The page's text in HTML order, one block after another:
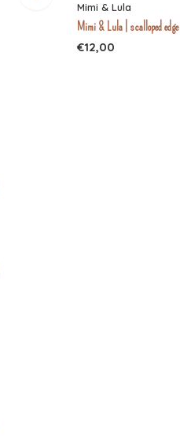
Mimi & Lula
Mimi & Lula | scalloped
€12,00